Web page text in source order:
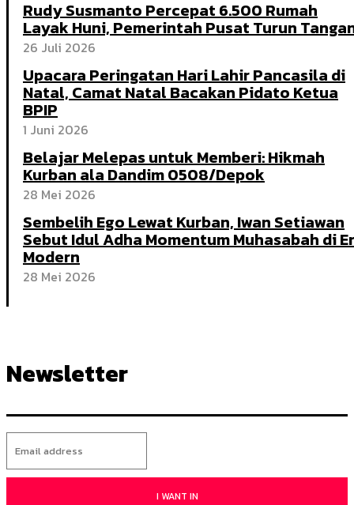
Rudy Susmanto Percepat 6.500 Rumah
Layak Huni, Pemerintah Pusat Turun
26 Juli 2026
Upacara Peringatan Hari Lahir Pancasila di
Natal, Camat Natal Bacakan Pidato Ketua
BPIP
1 Juni 2026
Belajar Melepas untuk Memberi: Hikmah
Kurban ala Dandim 0508/Depok
28 Mei 2026
Sembelih Ego Lewat Kurban, Iwan Setiawan
Sebut Idul Adha Momentum Muhasabah di
Modern
28 Mei 2026
Newsletter
I WANT IN